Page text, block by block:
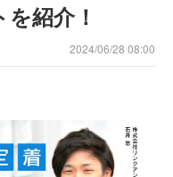
紹介！
2024/06/28 08:00